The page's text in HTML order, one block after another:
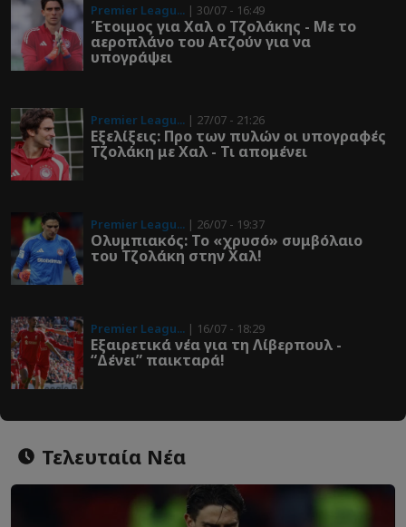
Premier Leagu... | 30/07 - 16:49
Έτοιμος για Χαλ ο Τζολάκης - Με το
αεροπλάνο του Ατζούν για να
υπογράψει
Premier Leagu... | 27/07 - 21:26
Εξελίξεις: Προ των πυλών οι υπογραφές
Τζολάκη με Χαλ - Τι απομένει
Premier Leagu... | 26/07 - 19:37
Ολυμπιακός: To «χρυσό» συμβόλαιο
του Τζολάκη στην Χαλ!
Premier Leagu... | 16/07 - 18:29
Εξαιρετικά νέα για τη Λίβερπουλ -
“Δένει” παικταρά!
Τελευταία Νέα